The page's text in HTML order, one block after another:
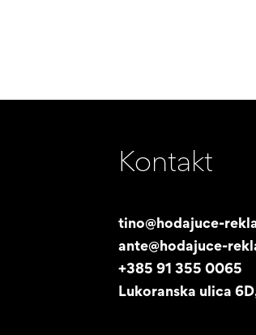
Kontakt
tino@hodajuce-
ante@hodajuce-
+385 91 355 0065
Lukoranska ulica